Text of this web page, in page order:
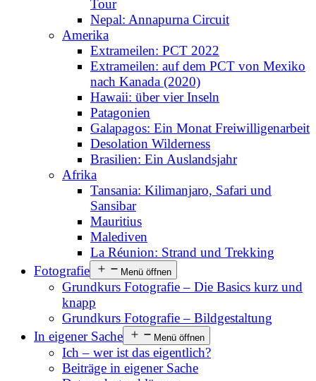
Tour
Nepal: Annapurna Circuit
Amerika
Extrameilen: PCT 2022
Extrameilen: auf dem PCT von Mexiko
nach Kanada (2020)
Hawaii: über vier Inseln
Patagonien
Galapagos: Ein Monat Freiwilligenarbeit
Desolation Wilderness
Brasilien: Ein Auslandsjahr
Afrika
Tansania: Kilimanjaro, Safari und
Sansibar
Mauritius
Malediven
La Réunion: Strand und Trekking
Fotografie
Menü öffnen
Grundkurs Fotografie – Die Basics kurz und
knapp
Grundkurs Fotografie – Bildgestaltung
In eigener Sache
Menü öffnen
Ich – wer ist das eigentlich?
Beiträge in eigener Sache